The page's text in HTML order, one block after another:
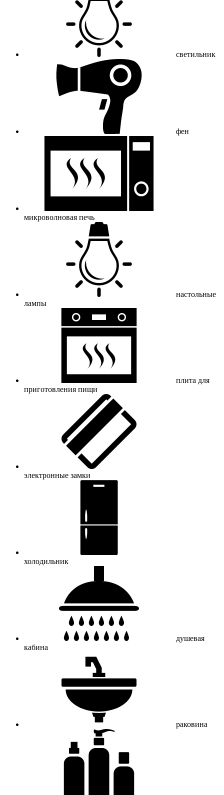
светильник
фен
микроволновая печь
настольные
лампы
плита для
приготовления пищи
электронные замки
холодильник
душевая
кабина
раковина